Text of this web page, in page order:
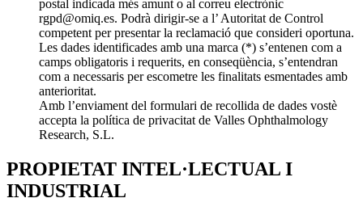
postal indicada més amunt o al correu electrònic
rgpd@omiq.es. Podrà dirigir-se a l’ Autoritat de Control
competent per presentar la reclamació que consideri oportuna.
Les dades identificades amb una marca (*) s’entenen com a
camps obligatoris i requerits, en conseqüència, s’entendran
com a necessaris per escometre les finalitats esmentades amb
anterioritat.
Amb l’enviament del formulari de recollida de dades vostè
accepta la política de privacitat de Valles Ophthalmology
Research, S.L.
PROPIETAT INTEL·LECTUAL I
INDUSTRIAL